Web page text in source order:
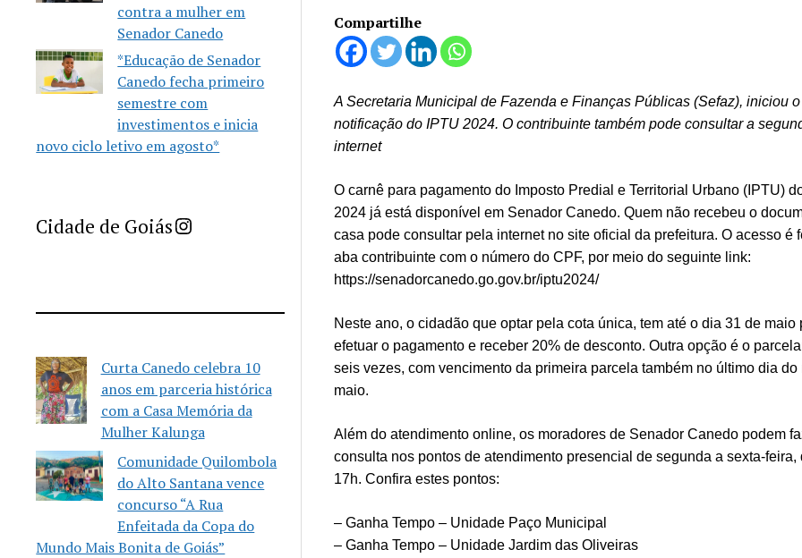
contra a mulher em
Senador Canedo
*Educação de Senador
Canedo fecha primeiro
semestre com
investimentos e inicia
novo ciclo letivo em agosto*
Cidade de GoiásImprensa Criativa da Cidade de Goiás
Curta Canedo celebra 10
anos em parceria histórica
com a Casa Memória da
Mulher Kalunga
Comunidade Quilombola
do Alto Santana vence
concurso “A Rua
Enfeitada da Copa do
Mundo Mais Bonita de Goiás”
Compartilhe
A Secretaria Municipal de Fazenda e Finanças Públicas (Sefaz), iniciou
notificação do IPTU 2024. O contribuinte também pode consultar a
internet
O carnê para pagamento do Imposto Predial e Territorial Urbano (IPTU)
2024 já está disponível em Senador Canedo. Quem não recebeu o
casa pode consultar pela internet no site oficial da prefeitura. O acesso é
aba contribuinte com o número do CPF, por meio do seguinte link:
https://senadorcanedo.go.gov.br/iptu2024/
Neste ano, o cidadão que optar pela cota única, tem até o dia 31 de maio
efetuar o pagamento e receber 20% de desconto. Outra opção é o
seis vezes, com vencimento da primeira parcela também no último dia do
maio.
Além do atendimento online, os moradores de Senador Canedo podem
consulta nos pontos de atendimento presencial de segunda a sexta-feira,
17h. Confira estes pontos:
– Ganha Tempo – Unidade Paço Municipal
– Ganha Tempo – Unidade Jardim das Oliveiras